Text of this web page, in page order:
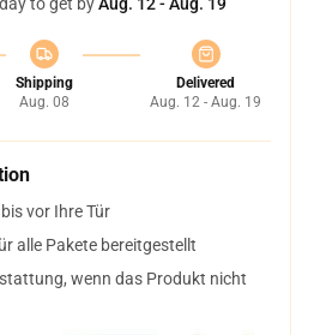
Shipping
Aug. 08
Delivered
Aug. 12 - Aug. 19
vor Ihre Tür
alle Pakete bereitgestellt
wenn das Produkt nicht